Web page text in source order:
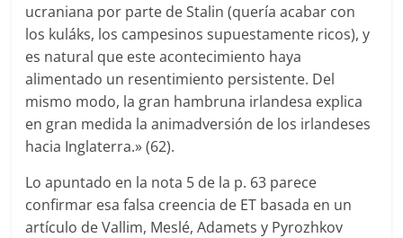
ucraniana por parte de Stalin (quería acabar con
los kuláks, los campesinos supuestamente ricos), y
es natural que este acontecimiento haya
alimentado un resentimiento persistente. Del
mismo modo, la gran hambruna irlandesa explica
en gran medida la animadversión de los irlandeses
hacia Inglaterra.» (62).
Lo apuntado en la nota 5 de la p. 63 parece
confirmar esa falsa creencia de ET basada en un
artículo de Vallim, Meslé, Adamets y Pyrozhkov